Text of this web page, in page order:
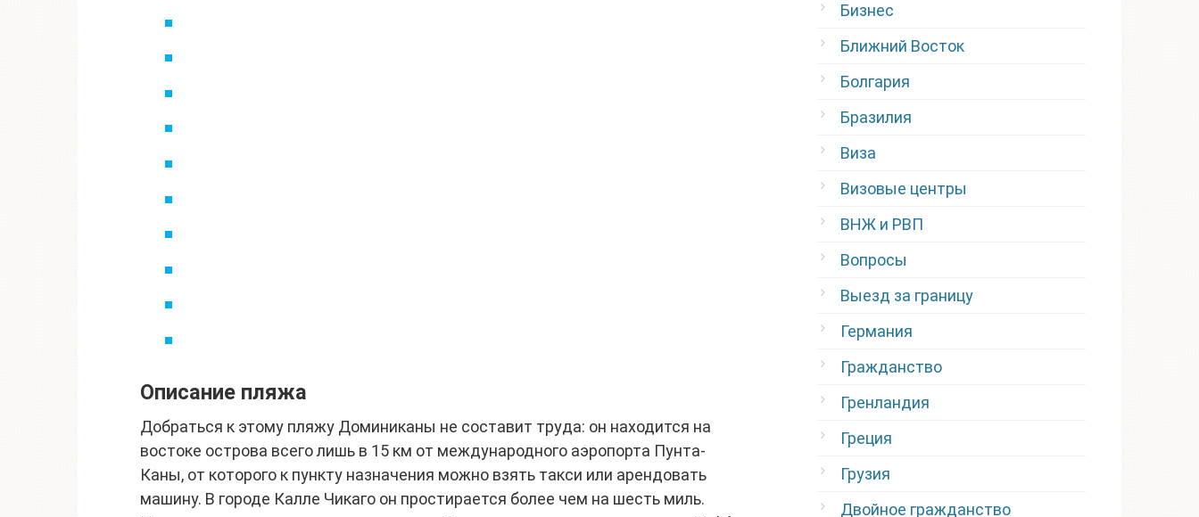
Описание пляжа
Добраться к этому пляжу Доминиканы не составит труда: он находится на
востоке острова всего лишь в 15 км от международного аэропорта Пунта-
Каны, от которого к пункту назначения можно взять такси или арендовать
машину. В городе Калле Чикаго он простирается более чем на шесть миль.
Бизнес
Ближний Восток
Болгария
Бразилия
Виза
Визовые центры
ВНЖ и РВП
Вопросы
Выезд за границу
Германия
Гражданство
Гренландия
Греция
Грузия
Двойное гражданство